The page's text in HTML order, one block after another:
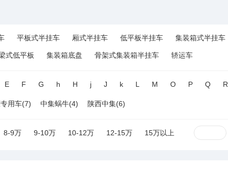
平板式半挂车 厢式半挂车 低平板半挂车 集装箱式半挂车
式低平板 集装箱底盘 骨架式集装箱半挂车 轿运车
E F G h H j J k L M O P Q R
用车(7) 中集蜗牛(4) 陕西中集(6)
8-9万 9-10万 10-12万 12-15万 15万以上